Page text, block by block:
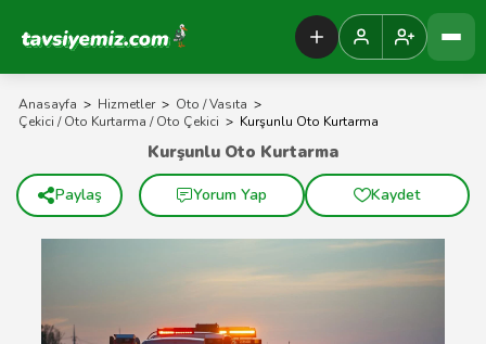
Tavsiyemiz Anasayfa
Anasayfa > Hizmetler > Oto / Vasıta >
Çekici / Oto Kurtarma / Oto Çekici > Kurşunlu Oto Kurtarma
Kurşunlu Oto Kurtarma
Paylaş Yorum Yap Kaydet